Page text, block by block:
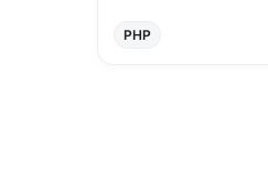
PHP